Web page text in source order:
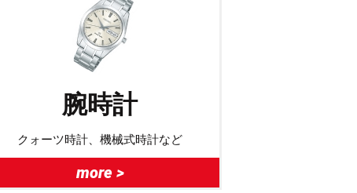
腕時計
クォーツ時計、機械式時計など
more >